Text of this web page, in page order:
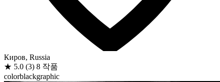
Киров, Russia
★ 5.0 (3) 8 작품
colorblackgraphic